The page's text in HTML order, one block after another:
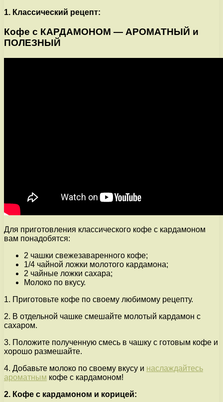
1. Классический рецепт:
Кофе с КАРДАМОНОМ — АРОМАТНЫЙ и
ПОЛЕЗНЫЙ
Для приготовления классического кофе с кардамоном
вам понадобятся:
2 чашки свежезаваренного кофе;
1/4 чайной ложки молотого кардамона;
2 чайные ложки сахара;
Молоко по вкусу.
1. Приготовьте кофе по своему любимому рецепту.
2. В отдельной чашке смешайте молотый кардамон с
сахаром.
3. Положите полученную смесь в чашку с готовым кофе и
хорошо размешайте.
4. Добавьте молоко по своему вкусу и наслаждайтесь
ароматным кофе с кардамоном!
2. Кофе с кардамоном и корицей: